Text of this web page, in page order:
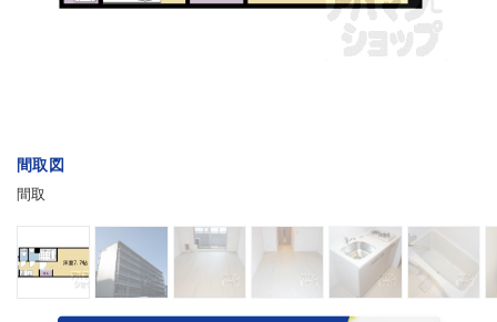
間取図
間取